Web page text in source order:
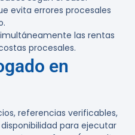
evita errores procesales
las rentas
procesales.
en
referencias verificables,
para ejecutar